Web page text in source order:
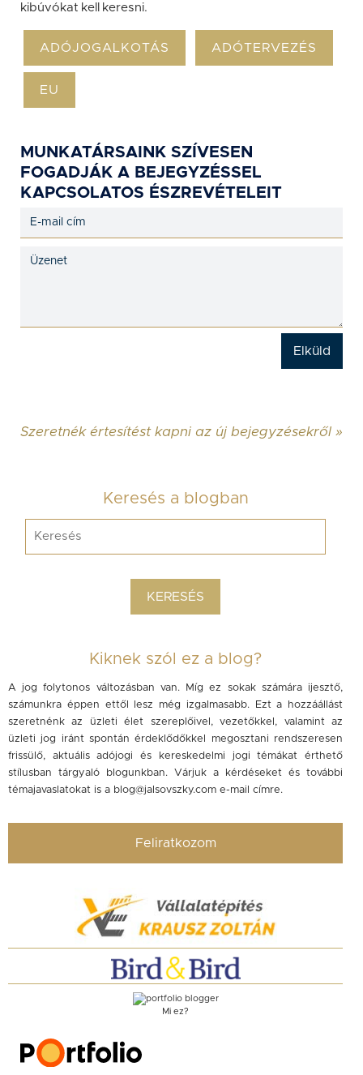
kibúvókat kell keresni.
ADÓJOGALKOTÁS ADÓTERVEZÉS
EU
MUNKATÁRSAINK SZÍVESEN
FOGADJÁK A BEJEGYZÉSSEL
KAPCSOLATOS ÉSZREVÉTELEIT
Szeretnék értesítést kapni az új bejegyzésekről »
Keresés a blogban
Kiknek szól ez a blog?
A jog folytonos változásban van. Míg ez sokak számára ijesztő,
számunkra éppen ettől lesz még izgalmasabb. Ezt a hozzáállást
szeretnénk az üzleti élet szereplőivel, vezetőkkel, valamint az
üzleti jog iránt spontán érdeklődőkkel megosztani rendszeresen
frissülő, aktuális adójogi és kereskedelmi jogi témákat érthető
stílusban tárgyaló blogunkban. Várjuk a kérdéseket és további
témajavaslatokat is a blog@jalsovszky.com e-mail címre.
Feliratkozom
Mi ez?